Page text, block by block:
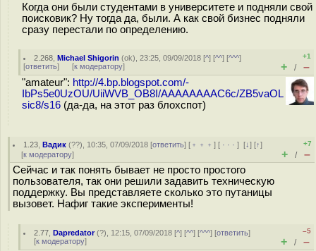
Когда они были студентами в университете и подняли свой
поисковик? Ну тогда да, были. А как свой бизнес подняли
сразу перестали по определению.
2.268 ,Michael Shigorin (ok), 23:25, 09/09/2018 [^] [^^] [^^^]
[ответить] [к модератору]
+1
+ / –
"amateur": http://4.bp.blogspot.com/-
IbPs5e0UzOU/UiiWVB_OB8I/AAAAAAAAC6c/ZB5vaOL
sic8/s16 (да-да, на этот раз блохспот)
1.23 ,Вадик (??), 10:35, 07/09/2018 [ответить] [ ﹢﹢﹢] [ · · ·][↓] [↑]
[к модератору]
+7
+ / –
Сейчас и так понять бывает не просто простого
пользователя, так они решили задавить техническую
поддержку. Вы представляете сколько это путаницы
вызовет. Нафиг такие эксперименты!
2.77 ,Dapredator(?), 12:15, 07/09/2018 [^] [^^] [^^^] [ответить]
[к модератору]
–5
+ / –